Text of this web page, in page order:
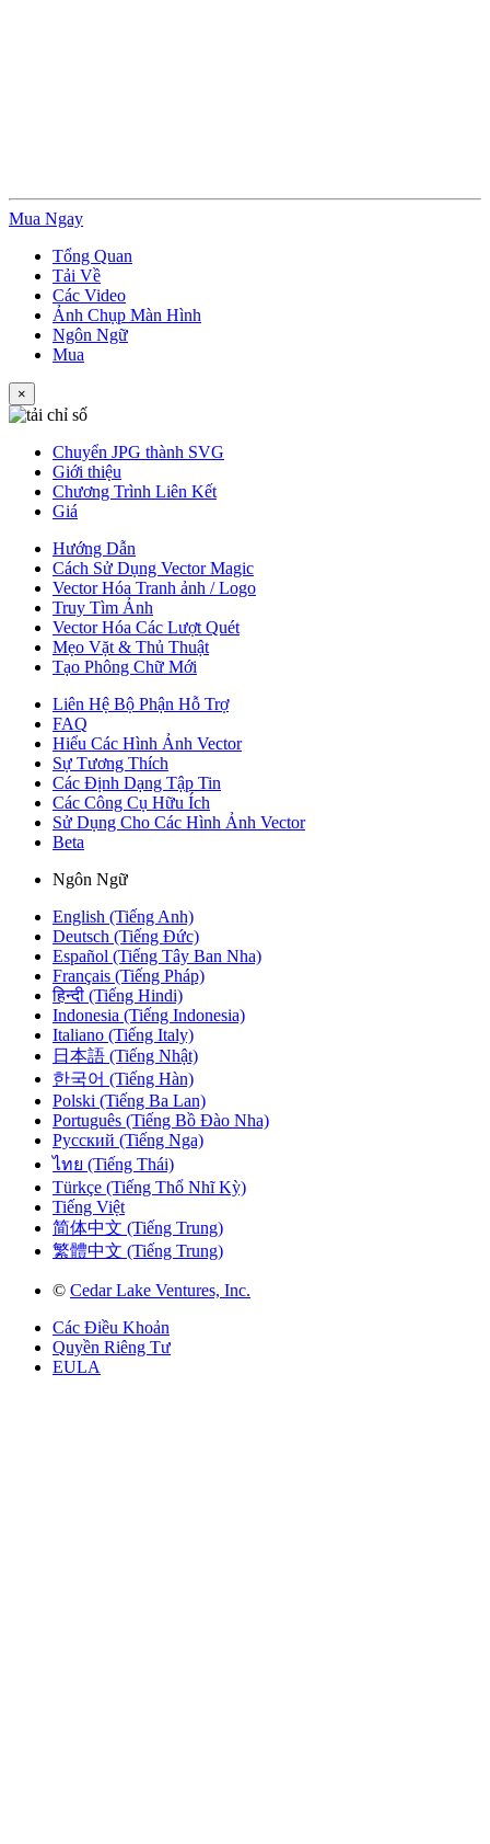
Mua Ngay
Tổng Quan
Tải Về
Các Video
Ảnh Chụp Màn Hình
Ngôn Ngữ
Mua
×
Chuyển JPG thành SVG
Giới thiệu
Chương Trình Liên Kết
Giá
Hướng Dẫn
Cách Sử Dụng Vector Magic
Vector Hóa Tranh ảnh / Logo
Truy Tìm Ảnh
Vector Hóa Các Lượt Quét
Mẹo Vặt & Thủ Thuật
Tạo Phông Chữ Mới
Liên Hệ Bộ Phận Hỗ Trợ
FAQ
Hiểu Các Hình Ảnh Vector
Sự Tương Thích
Các Định Dạng Tập Tin
Các Công Cụ Hữu Ích
Sử Dụng Cho Các Hình Ảnh Vector
Beta
Ngôn Ngữ
English (Tiếng Anh)
Deutsch (Tiếng Đức)
Español (Tiếng Tây Ban Nha)
Français (Tiếng Pháp)
हिन्दी (Tiếng Hindi)
Indonesia (Tiếng Indonesia)
Italiano (Tiếng Italy)
日本語 (Tiếng Nhật)
한국어 (Tiếng Hàn)
Polski (Tiếng Ba Lan)
Português (Tiếng Bồ Đào Nha)
Русский (Tiếng Nga)
ไทย (Tiếng Thái)
Türkçe (Tiếng Thổ Nhĩ Kỳ)
Tiếng Việt
简体中文 (Tiếng Trung)
繁體中文 (Tiếng Trung)
© Cedar Lake Ventures, Inc.
Các Điều Khoản
Quyền Riêng Tư
EULA